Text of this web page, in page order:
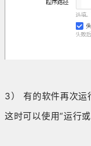
3） 有的软件再次运
这时可以使用“运行